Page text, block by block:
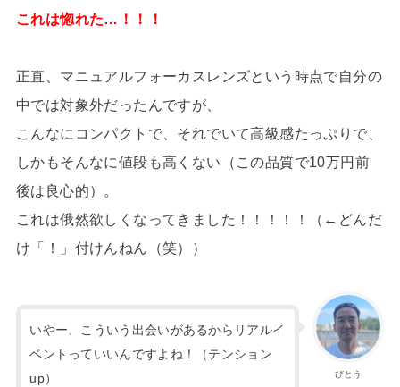
これは惚れた…！！！
正直、マニュアルフォーカスレンズという時点で自分の
中では対象外だったんですが、
こんなにコンパクトで、それでいて高級感たっぷりで、
しかもそんなに値段も高くない（この品質で10万円前
後は良心的）。
これは俄然欲しくなってきました！！！！！（←どんだ
け「！」付けんねん（笑））
びとう
いやー、こういう出会いがあるからリアルイ
ベントっていいんですよね！（テンション
up）